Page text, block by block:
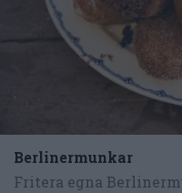
Berlinermunkar
Fritera egna